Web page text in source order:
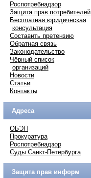
Роспотребнадзор
Защита прав потребителей
Бесплатная юридическая
консультация
Составить претензию
Обратная связь
Законодательство
Чёрный список
организаций
Новости
Статьи
Контакты
Адреса
ОБЭП
Прокуратура
Роспотребнадзор
Суды Санкт-Петербурга
Защита прав информ